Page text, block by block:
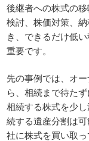
後継者への株式の
検討、株価対策、
き、できるだけ低
重要です。
先の事例では、オ
ら、相続まで待た
相続する株式を少
続する遺産分割は
社に株式を買い取